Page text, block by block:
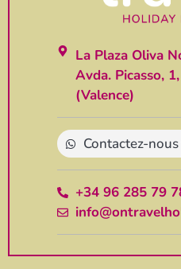
La Plaza Oliva
Avda. Picasso,
(Valence)
Contactez-
+34 96 285 79